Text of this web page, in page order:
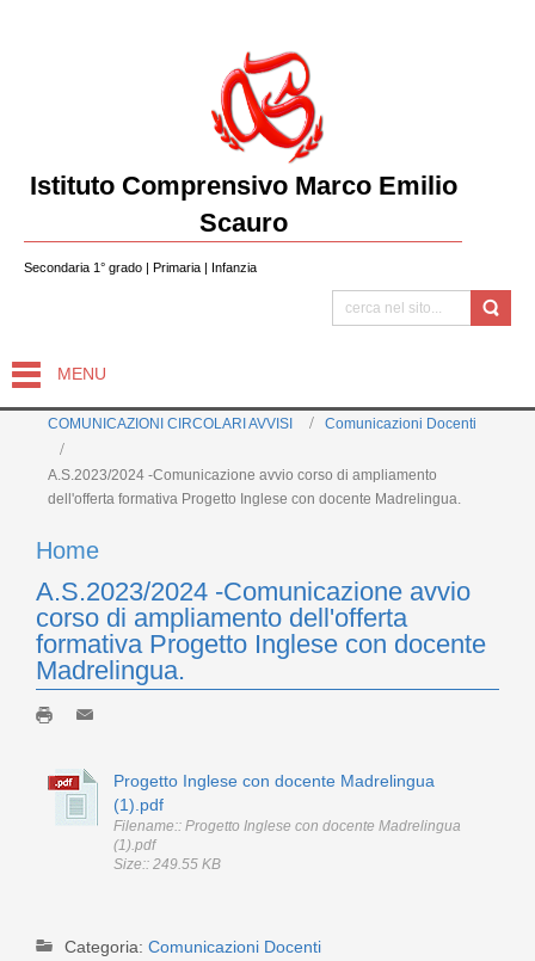
Istituto Comprensivo Marco Emilio
Scauro
Secondaria 1° grado | Primaria | Infanzia
MENU
COMUNICAZIONI CIRCOLARI AVVISI Comunicazioni Docenti
A.S.2023/2024 -Comunicazione avvio corso di ampliamento
dell'offerta formativa Progetto Inglese con docente Madrelingua.
Home
A.S.2023/2024 -Comunicazione avvio
corso di ampliamento dell'offerta
formativa Progetto Inglese con docente
Madrelingua.
Progetto Inglese con docente Madrelingua
(1).pdf
Filename:: Progetto Inglese con docente Madrelingua
(1).pdf
Size:: 249.55 KB
Categoria: Comunicazioni Docenti